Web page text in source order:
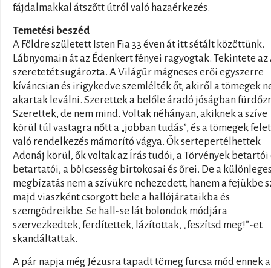
fájdalmakkal átszőtt útról való hazaérkezés.
Temetési beszéd
A Földre született Isten Fia 33 éven át itt sétált közöttünk.
Lábnyomain át az Édenkert fényei ragyogtak. Tekintete az
szeretetét sugározta. A Világűr mágneses erői egyszerre
kíváncsian és irigykedve szemlélték őt, akiről a tömegek
akartak leválni. Szerettek a belőle áradó jóságban
Szerettek, de nem mind. Voltak néhányan, akiknek a szíve
körül túl vastagra nőtt a „jobban tudás”, és a tömegek
való rendelkezés mámorító vágya. Ők sertepertélhettek
Adonáj körül, ők voltak az Írás tudói, a Törvények betartói
betartatói, a bölcsesség birtokosai és őrei. De a
megbízatás nem a szívükre nehezedett, hanem a fejükbe
majd viaszként csorgott bele a hallójárataikba és
szemgödreikbe. Se hall-se lát bolondok módjára
szervezkedtek, ferdítettek, lázítottak, „feszítsd meg!”-et
skandáltattak.
A pár napja még Jézusra tapadt tömeg furcsa mód ennek a